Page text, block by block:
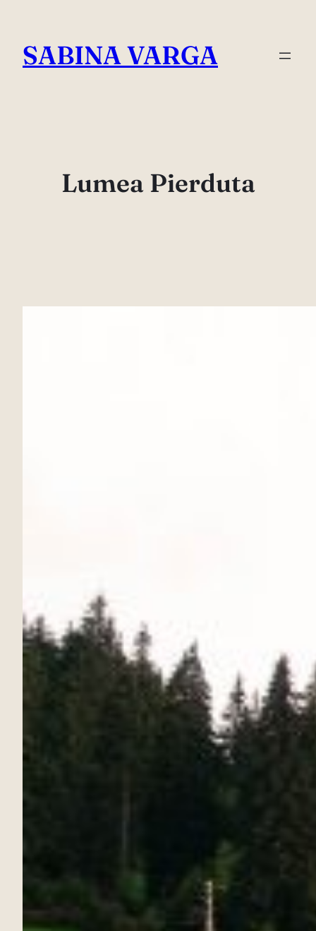
content
SABINA VARGA
Lumea Pierduta